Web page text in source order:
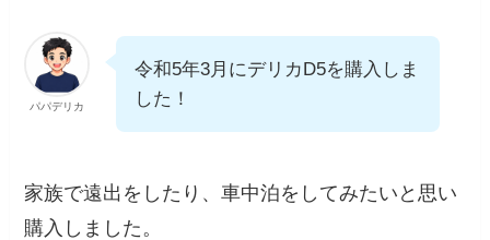
パパデリカ
令和5年3月にデリカD5を購入しま
した！
家族で遠出をしたり、車中泊をしてみたいと思い
購入しました。